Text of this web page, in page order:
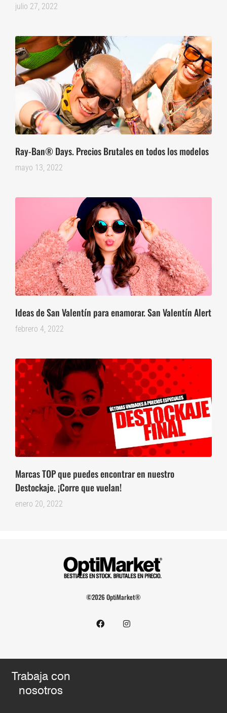
julio 27, 2022
Ray-Ban® Days. Precios Brutales en todos los modelos
mayo 13, 2022
Ideas de San Valentín para enamorar. San Valentín Alert
febrero 4, 2022
Marcas TOP que puedes encontrar en nuestro
Destockaje. ¡Corre que vuelan!
enero 20, 2022
©2026 OptiMarket®
Trabaja con
nosotros